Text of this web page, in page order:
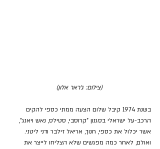
(צילום: ג'ראר אלון)
בשנת 1974 קיבל שלום הצעה ממתי כספי להקים
הרכב-על ישראלי בסגנון "קרוסבי, סטילס, נאש ויאנג",
אשר יכלול את כספי, חנוך, אריאל זילבר ודני ליטני.
ואולם, לאחר כמה מפגשים שלא הצליחו לייצר את